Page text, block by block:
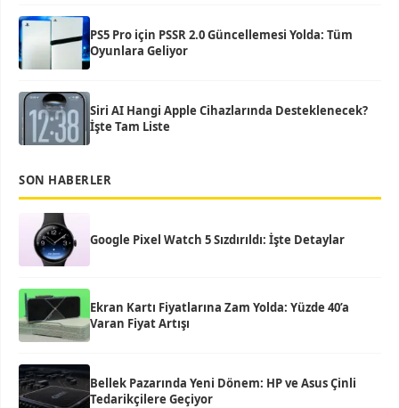
PS5 Pro için PSSR 2.0 Güncellemesi Yolda: Tüm
Oyunlara Geliyor
Siri AI Hangi Apple Cihazlarında Desteklenecek?
İşte Tam Liste
SON HABERLER
Google Pixel Watch 5 Sızdırıldı: İşte Detaylar
Ekran Kartı Fiyatlarına Zam Yolda: Yüzde 40’a
Varan Fiyat Artışı
Bellek Pazarında Yeni Dönem: HP ve Asus Çinli
Tedarikçilere Geçiyor